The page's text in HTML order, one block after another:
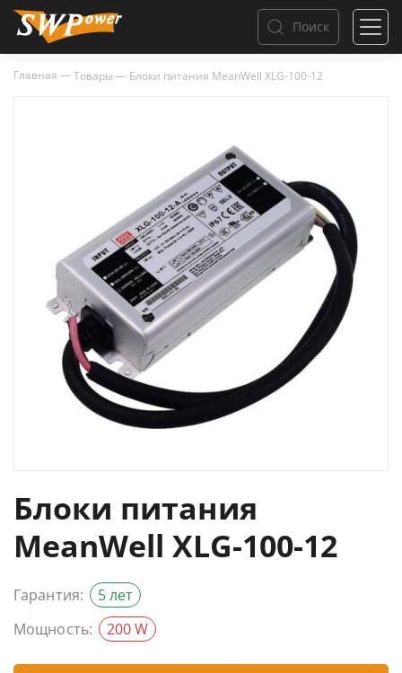
Поиск
Главная —Товары — Блоки питания MeanWell XLG-100-12
Блоки питания
MeanWell XLG-100-12
Гарантия:
5 лет
Мощность:
200 W